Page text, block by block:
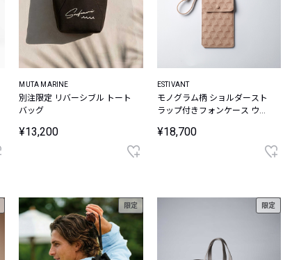
MUTA MARINE
別注限定 リバーシブル トート
バッグ
¥13,200
ESTIVANT
モノグラム柄 ショルダースト
ラップ付きフォンケース ウル
¥18,700
限定 限定